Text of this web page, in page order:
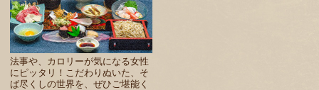
法事や、カロリーが気になる女性
にピッタリ！こだわりぬいた、そ
ば尽くしの世界を、ぜひご堪能く